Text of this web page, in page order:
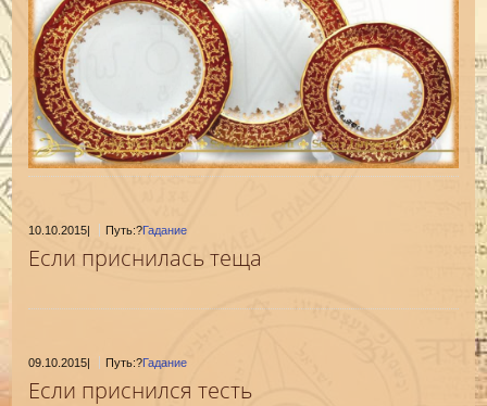
10.10.2015| Путь:?Гадание
Если приснилась теща
09.10.2015| Путь:?Гадание
Если приснился тесть